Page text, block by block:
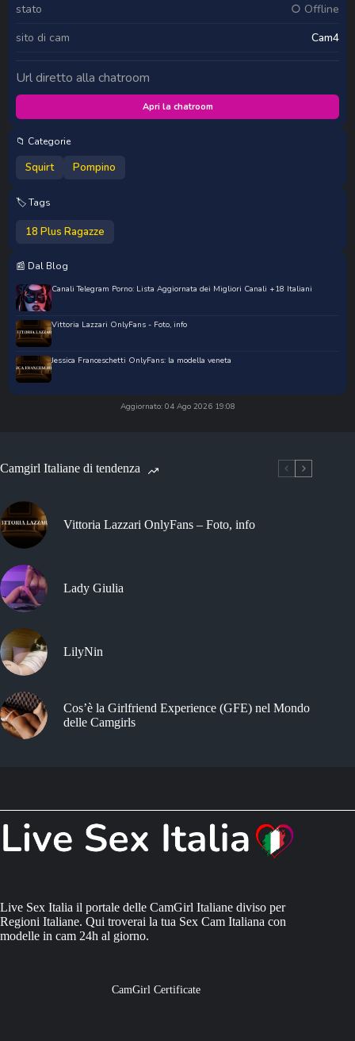
stato
○ Offline
sito di cam
Cam4
Url diretto alla chatroom
Apri la chatroom
📁 Categorie
Squirt Pompino
🏷️ Tags
18 Plus Ragazze
📰 Dal Blog
Canali Telegram Porno: Lista Aggiornata dei Migliori Canali +18 Italiani
Vittoria Lazzari OnlyFans - Foto, info
Jessica Franceschetti OnlyFans: la modella veneta
Aggiornato: 04 Ago 2026 19:08
Camgirl Italiane di tendenza
Vittoria Lazzari OnlyFans – Foto, info
Lady Giulia
LilyNin
Cos’è la Girlfriend Experience (GFE) nel Mondo
delle Camgirls
Live Sex Italia il portale delle CamGirl Italiane diviso per
Regioni Italiane. Qui troverai la tua Sex Cam Italiana con
modelle in cam 24h al giorno.
CamGirl Certificate